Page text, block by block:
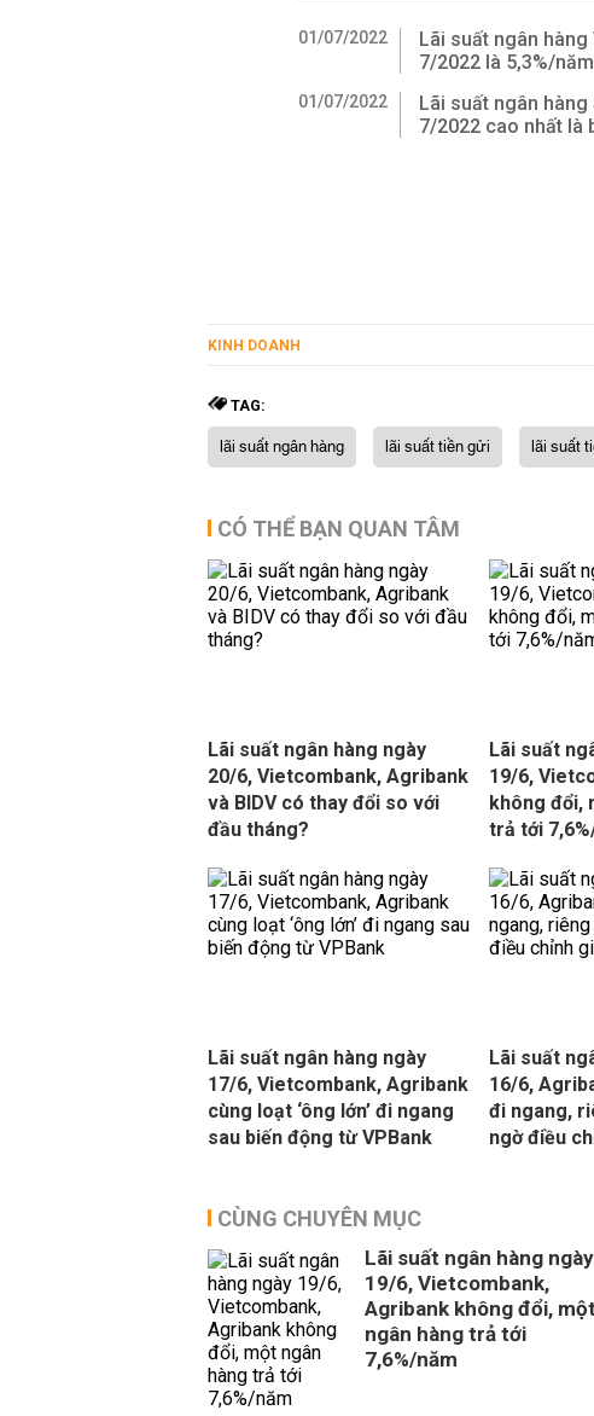
01/07/2022
Lãi suất ngân
7/2022 là 5,3%/năm
01/07/2022
Lãi suất ngân
7/2022 cao nhất là
KINH DOANH
TAG:
lãi suất ngân hàng lãi suất tiền gửi lãi suất
CÓ THỂ BẠN QUAN TÂM
Lãi suất ngân hàng ngày
20/6, Vietcombank, Agribank
và BIDV có thay đổi so với
đầu tháng?
Lãi suất
19/6,
không đổi,
trả tới
Lãi suất ngân hàng ngày
17/6, Vietcombank, Agribank
cùng loạt ‘ông lớn’ đi ngang
sau biến động từ VPBank
Lãi suất
16/6,
đi ngang,
ngờ điều
CÙNG CHUYÊN MỤC
Lãi suất ngân hàng ngày
19/6, Vietcombank,
Agribank không đổi, một
ngân hàng trả tới
7,6%/năm